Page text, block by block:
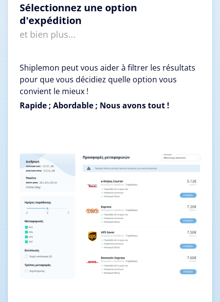
Sélectionnez une option
d'expédition
et bien plus...
Shiplemon peut vous aider à filtrer les résultats
pour que vous décidiez quelle option vous
convient le mieux !
Rapide ; Abordable ; Nous avons tout !